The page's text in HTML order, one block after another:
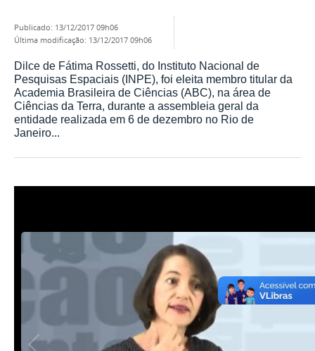
publicado: 13/12/2017 09h06
última modificação: 13/12/2017 09h06
Dilce de Fátima Rossetti, do Instituto Nacional de
Pesquisas Espaciais (INPE), foi eleita membro titular da
Academia Brasileira de Ciências (ABC), na área de
Ciências da Terra, durante a assembleia geral da
entidade realizada em 6 de dezembro no Rio de
Janeiro...